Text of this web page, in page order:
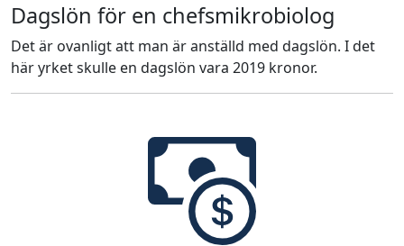
Dagslön för en chefsmikrobiolog
Det är ovanligt att man är anställd med dagslön. I det
här yrket skulle en dagslön vara 2019 kronor.